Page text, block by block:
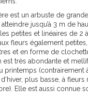
est un arbuste de
jusqu’à 3 m de
petites et linéaires de 2
fleurs également petites,
et en forme de
est très abondante et
printemps (contrairement
plus basse, à fleurs
Elle est aussi connue